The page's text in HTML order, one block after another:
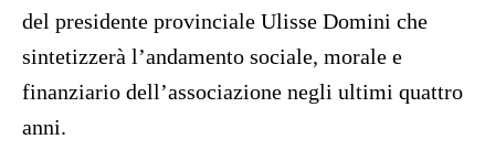
del presidente provinciale Ulisse Domini che
sintetizzerà l’andamento sociale, morale e
finanziario dell’associazione negli ultimi quattro
anni.